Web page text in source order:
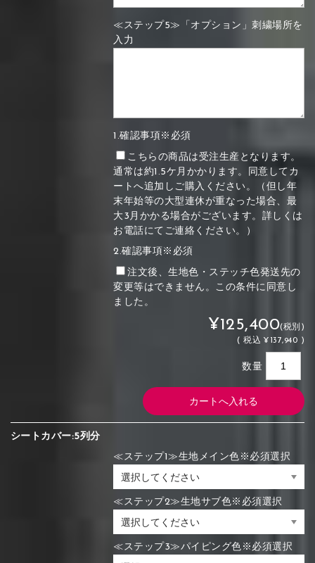
≪ステップ5≫「オプション」刺繍場所を
入力
1.確認事項※必須
こちらの商品は受注生産となります。
通常は約1.5ケ月かかります。同意してカ
ートへ追加しご購入ください。（但し年
末年始等の大型連休が重なった場合、最
大3月かかる場合がございます。詳しくは
お電話にてご連絡ください。）
2.確認事項※必須
注文後、生地色・ステッチ色発送先の
変更等はできません。この条件に同意し
ました。
¥125,400(税別)
(税込 ¥137,940 )
数量
シートカバー:5列分
≪ステップ1≫生地メイン色※必須選択
≪ステップ2≫生地サブ色※必須選択
≪ステップ3≫パイピング色※必須選択